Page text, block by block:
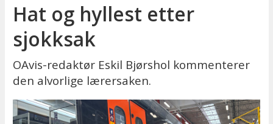
Hat og hyllest etter
sjokksak
OAvis-redaktør Eskil Bjørshol kommenterer
den alvorlige lærersaken.